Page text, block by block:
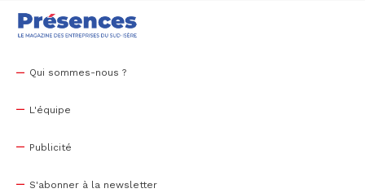
Qui sommes-nous ?
L'équipe
Publicité
S'abonner à la newsletter